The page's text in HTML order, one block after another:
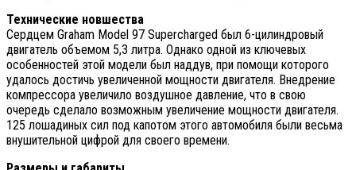
Технические новшества
Сердцем Graham Model 97 Supercharged был 6-цилиндровый
двигатель объемом 5,3 литра. Однако одной из ключевых
особенностей этой модели был наддув, при помощи которого
удалось достичь увеличенной мощности двигателя. Внедрение
компрессора увеличило воздушное давление, что в свою
очередь сделало возможным увеличение мощности двигателя.
125 лошадиных сил под капотом этого автомобиля были весьма
внушительной цифрой для своего времени.